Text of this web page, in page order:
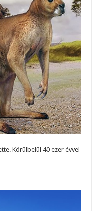
Körülbelül 40 ezer évvel